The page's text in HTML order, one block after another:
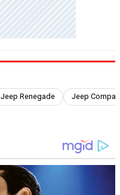
Jeep Renegade Jeep